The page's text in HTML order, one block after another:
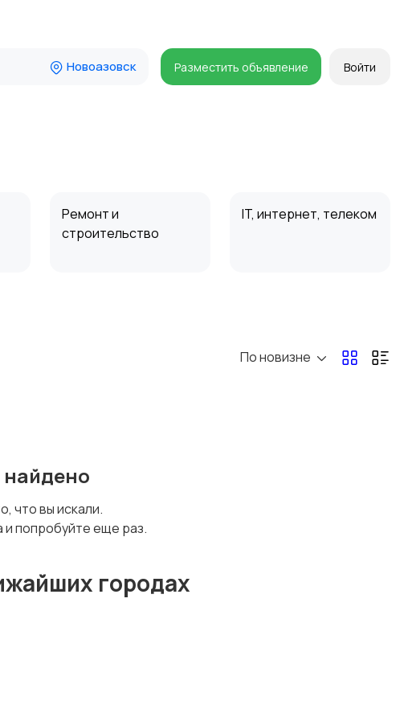
Новоазовск Разместить объявление Войти
Ремонт и
строительство
IT, интернет, телеком
По новизне
найдено
что вы искали.
и попробуйте еще раз.
городах